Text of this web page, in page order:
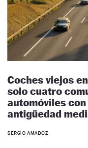
Coches viejos
solo cuatro
automóviles con
antigüedad
SERGIO AMADOZ